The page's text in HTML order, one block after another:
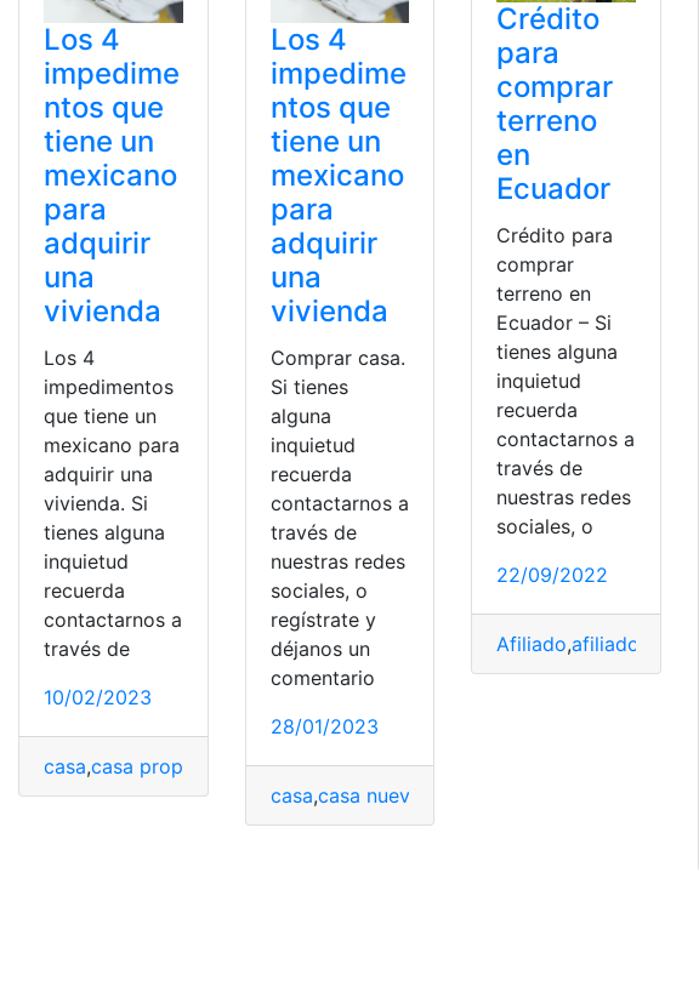
Los 4
impedime
ntos que
tiene un
mexicano
para
adquirir
una
vivienda
Los 4
impedimentos
que tiene un
mexicano para
adquirir una
vivienda. Si
tienes alguna
inquietud
recuerda
contactarnos a
través de
10/02/2023
casa,casa propia comprar casa,Finanzas,impedimento
Los 4
impedime
ntos que
tiene un
mexicano
para
adquirir
una
vivienda
Comprar casa.
Si tienes
alguna
inquietud
recuerda
contactarnos a
través de
nuestras redes
sociales, o
regístrate y
déjanos un
comentario
28/01/2023
casa,casa nueva
Crédito
para
comprar
terreno
en
Ecuador
Crédito para
comprar
terreno en
Ecuador – Si
tienes alguna
inquietud
recuerda
contactarnos a
través de
nuestras redes
sociales, o
22/09/2022
Afiliado,afiliado al IESS